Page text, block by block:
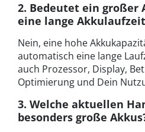
2. Bedeutet ein großer
eine lange
Nein, eine hohe
automatisch eine lange
auch Prozessor, Display,
Optimierung und Dein
3. Welche aktuellen
besonders große